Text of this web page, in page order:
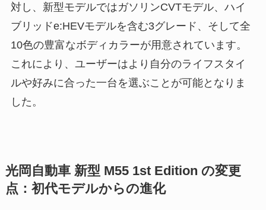
対し、新型モデルではガソリンCVTモデル、ハイ
ブリッドe:HEVモデルを含む3グレード、そして全
10色の豊富なボディカラーが用意されています。
これにより、ユーザーはより自分のライフスタイ
ルや好みに合った一台を選ぶことが可能となりま
した。
光岡自動車 新型 M55 1st Edition の変更
点：初代モデルからの進化